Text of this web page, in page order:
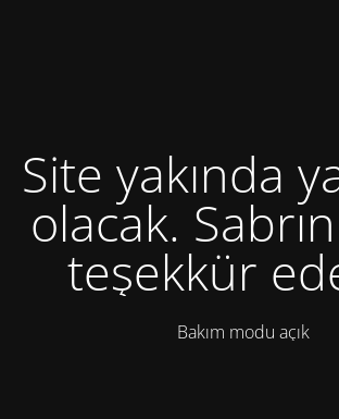
Site yakında
olacak.
teşekkür
Bakım modu açık